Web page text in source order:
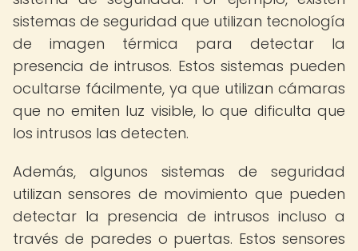
sistemas de seguridad que utilizan tecnología
de imagen térmica para detectar la
presencia de intrusos. Estos sistemas pueden
ocultarse fácilmente, ya que utilizan cámaras
que no emiten luz visible, lo que dificulta que
los intrusos las detecten.
Además, algunos sistemas de seguridad
utilizan sensores de movimiento que pueden
detectar la presencia de intrusos incluso a
través de paredes o puertas. Estos sensores